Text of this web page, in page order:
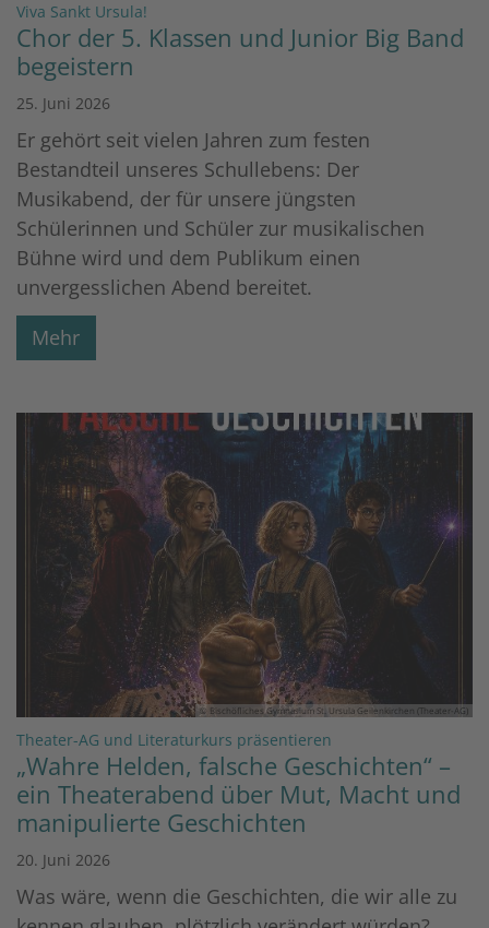
Viva Sankt Ursula!
Chor der 5. Klassen und Junior Big Band
begeistern
25. Juni 2026
Er gehört seit vielen Jahren zum festen
Bestandteil unseres Schullebens: Der
Musikabend, der für unsere jüngsten
Schülerinnen und Schüler zur musikalischen
Bühne wird und dem Publikum einen
unvergesslichen Abend bereitet.
Mehr
© Bischöfliches Gymnasium St. Ursula Geilenkirchen (Theater-AG)
Theater-AG und Literaturkurs präsentieren
„Wahre Helden, falsche Geschichten“ –
ein Theaterabend über Mut, Macht und
manipulierte Geschichten
20. Juni 2026
Was wäre, wenn die Geschichten, die wir alle zu